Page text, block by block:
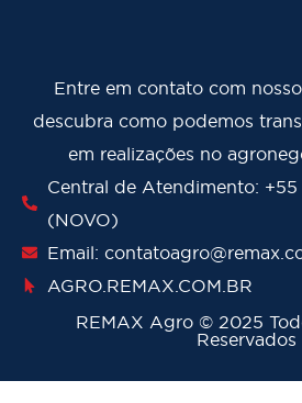
Entre em contato com
descubra como podemos
em realizações no
Central de Atendimento: +55
(NOVO)
Email:
AGRO.REMAX.COM.BR
REMAX Agro ©2025
Reservados